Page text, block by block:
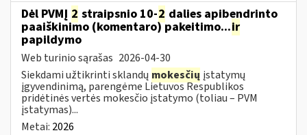
Dėl PVMĮ 2 straipsnio 10-2 dalies apibendrinto
paaiškinimo (komentaro) pakeitimo...ir
papildymo
Web turinio sąrašas 2026-04-30
Siekdami užtikrinti sklandų mokesčių įstatymų
įgyvendinimą, parengėme Lietuvos Respublikos
pridėtinės vertės mokesčio įstatymo (toliau – PVM
įstatymas)...
Metai: 2026